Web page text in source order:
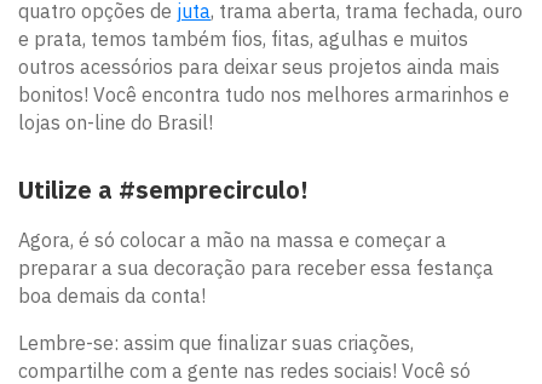
quatro opções de juta, trama aberta, trama fechada, ouro
e prata, temos também fios, fitas, agulhas e muitos
outros acessórios para deixar seus projetos ainda mais
bonitos! Você encontra tudo nos melhores armarinhos e
lojas on-line do Brasil!
Utilize a #semprecirculo!
Agora, é só colocar a mão na massa e começar a
preparar a sua decoração para receber essa festança
boa demais da conta!
Lembre-se: assim que finalizar suas criações,
compartilhe com a gente nas redes sociais! Você só